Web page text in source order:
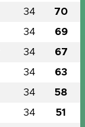
34 70
34 69
34 67
34 63
34 58
34 51